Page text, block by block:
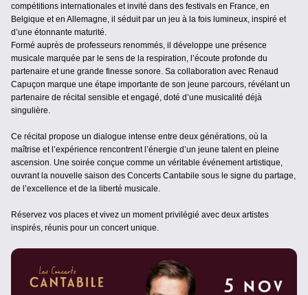
compétitions internationales et invité dans des festivals en France, en
Belgique et en Allemagne, il séduit par un jeu à la fois lumineux, inspiré et
d’une étonnante maturité.
Formé auprès de professeurs renommés, il développe une présence
musicale marquée par le sens de la respiration, l’écoute profonde du
partenaire et une grande finesse sonore. Sa collaboration avec Renaud
Capuçon marque une étape importante de son jeune parcours, révélant un
partenaire de récital sensible et engagé, doté d’une musicalité déjà
singulière.
Ce récital propose un dialogue intense entre deux générations, où la
maîtrise et l’expérience rencontrent l’énergie d’un jeune talent en pleine
ascension. Une soirée conçue comme un véritable événement artistique,
ouvrant la nouvelle saison des Concerts Cantabile sous le signe du partage,
de l’excellence et de la liberté musicale.
Réservez vos places et vivez un moment privilégié avec deux artistes
inspirés, réunis pour un concert unique.